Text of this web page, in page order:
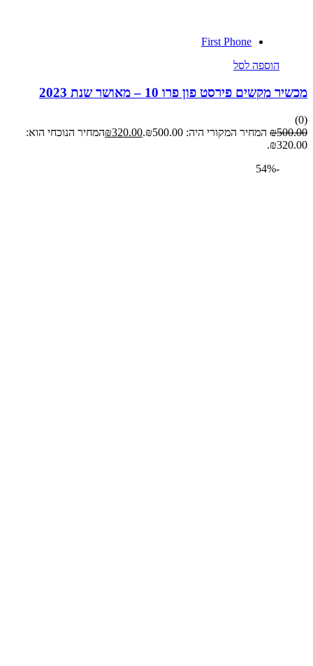
First Phone
הוספה לסל
פירסט פון פרו 10 – מאושר שנת 2023
₪ המחיר המקורי היה: ₪500.00. ₪320.00 המחיר הנוכחי הוא: